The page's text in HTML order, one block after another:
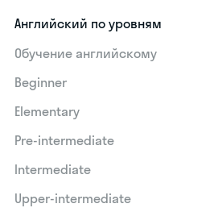
Английский по уровням
Обучение английскому
Beginner
Elementary
Pre-intermediate
Intermediate
Upper-intermediate